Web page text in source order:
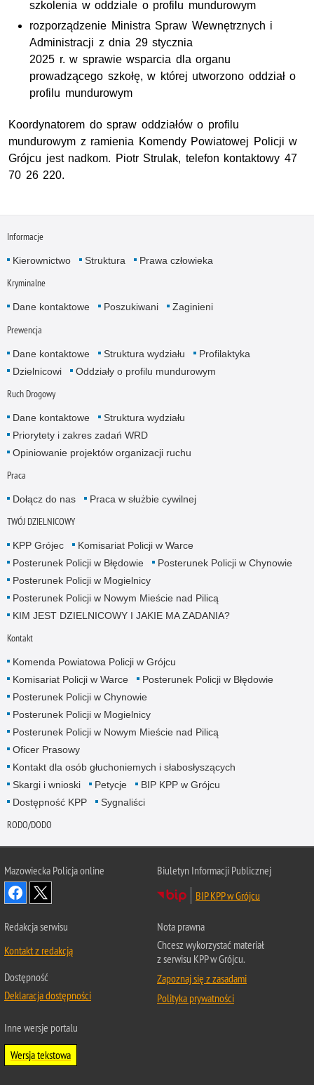
szkolenia w oddziale o profilu mundurowym
rozporządzenie Ministra Spraw Wewnętrznych i
Administracji z dnia 29 stycznia
2025 r. w sprawie wsparcia dla organu
prowadzącego szkołę, w której utworzono oddział o
profilu mundurowym
Koordynatorem do spraw oddziałów o profilu
mundurowym z ramienia Komendy Powiatowej Policji w
Grójcu jest nadkom. Piotr Strulak, telefon kontaktowy 47
70 26 220.
Informacje
Kierownictwo Struktura Prawa człowieka
Kryminalne
Dane kontaktowe Poszukiwani Zaginieni
Prewencja
Dane kontaktowe Struktura wydziału
Profilaktyka
Dzielnicowi
Oddziały o profilu mundurowym
Ruch Drogowy
Dane kontaktowe
Struktura wydziału
Priorytety i zakres zadań WRD
Opiniowanie projektów organizacji ruchu
Praca
Dołącz do nas Praca w służbie cywilnej
TWÓJ DZIELNICOWY
KPP Grójec
Komisariat Policji w Warce
Posterunek Policji w Błędowie
Posterunek Policji w Chynowie
Posterunek Policji w Mogielnicy
Posterunek Policji w Nowym Mieście nad Pilicą
KIM JEST DZIELNICOWY I JAKIE MA ZADANIA?
Kontakt
Komenda Powiatowa Policji w Grójcu
Komisariat Policji w Warce
Posterunek Policji w Błędowie
Posterunek Policji w Chynowie
Posterunek Policji w Mogielnicy
Posterunek Policji w Nowym Mieście nad Pilicą
Oficer Prasowy
Kontakt dla osób głuchoniemych i słabosłyszących
Skargi i wnioski
Petycje
BIP KPP w Grójcu
Dostępność KPP
Sygnaliści
RODO/DODO
Mazowiecka Policja online
Biuletyn Informacji Publicznej
BIP KPP w Grójcu
Redakcja serwisu
Kontakt z redakcją
Dostępność
Deklaracja dostępności
Nota prawna
Chcesz wykorzystać materiał
z serwisu KPP w Grójcu.
Zapoznaj się z zasadami
Polityka prywatności
Inne wersje portalu
Wersja tekstowa